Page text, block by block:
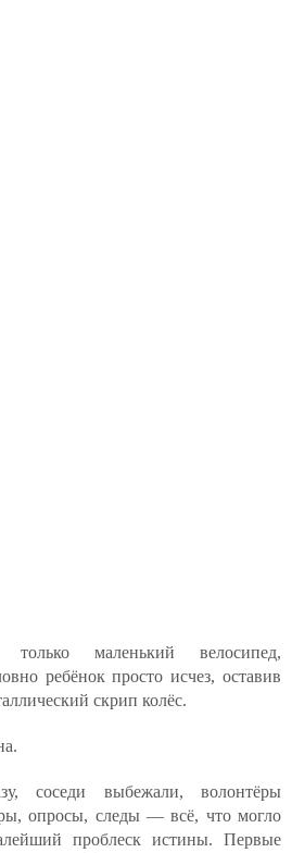
маленький велосипед,
ребёнок просто исчез, оставив
скрип колёс.
соседи выбежали, волонтёры
опросы, следы — всё, что могло
проблеск истины. Первые